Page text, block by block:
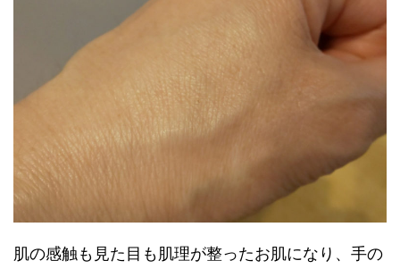
肌の感触も見た目も肌理が整ったお肌になり、手の